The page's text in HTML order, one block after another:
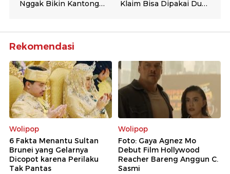
Rekomendasi
Wolipop
6 Fakta Menantu Sultan
Brunei yang Gelarnya
Dicopot karena Perilaku
Tak Pantas
Wolipop
Foto: Gaya Agnez Mo
Debut Film Hollywood
Reacher Bareng Anggun C.
Sasmi